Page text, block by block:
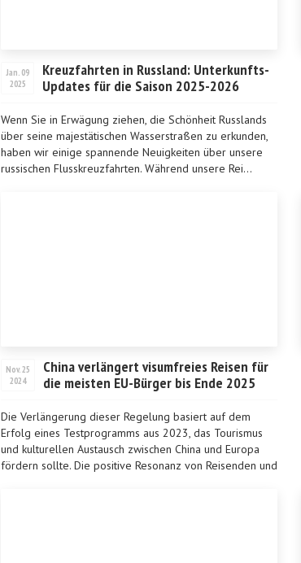
Jan. 09
2025
Kreuzfahrten in Russland: Unterkunfts-
Updates für die Saison 2025-2026
Wenn Sie in Erwägung ziehen, die Schönheit Russlands
über seine majestätischen Wasserstraßen zu erkunden,
haben wir einige spannende Neuigkeiten über unsere
russischen Flusskreuzfahrten. Während unsere Rei...
Nov. 25
2024
China verlängert visumfreies Reisen für
die meisten EU-Bürger bis Ende 2025
Die Verlängerung dieser Regelung basiert auf dem
Erfolg eines Testprogramms aus 2023, das Tourismus
und kulturellen Austausch zwischen China und Europa
fördern sollte. Die positive Resonanz von Reisenden und